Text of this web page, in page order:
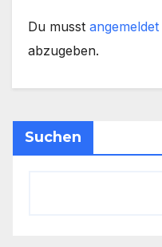
Du musst angemeldet
abzugeben.
Suchen